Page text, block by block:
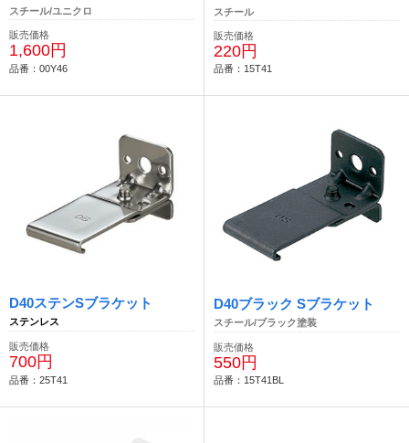
スチール/ユニクロ
販売価格
1,600円
品番：00Y46
スチール
販売価格
220円
品番：15T41
D40ステンSブラケット
ステンレス
販売価格
700円
品番：25T41
D40ブラック Sブラケット
スチール/ブラック塗装
販売価格
550円
品番：15T41BL